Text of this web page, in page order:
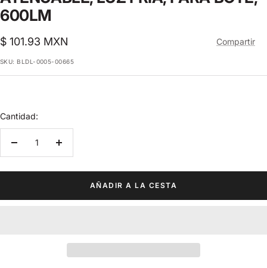
600LM
Precio
de
venta
$ 101.93 MXN Compartir
SKU: BLDL-0005-00665
Cantidad:
Decrecer
Aumentar
AÑADIR A LA CESTA